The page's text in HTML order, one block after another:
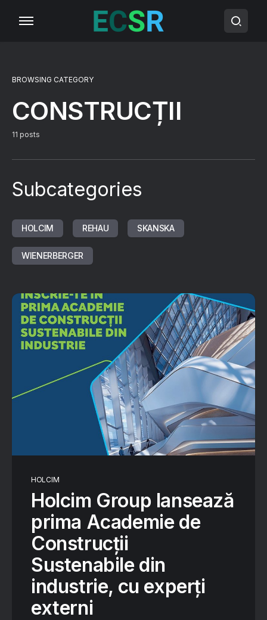
BROWSING CATEGORY
CONSTRUCȚII
11 posts
Subcategories
HOLCIM REHAU SKANSKA
WIENERBERGER
HOLCIM
Holcim Group lansează
prima Academie de
Construcții
Sustenabile din
industrie, cu experți
externi